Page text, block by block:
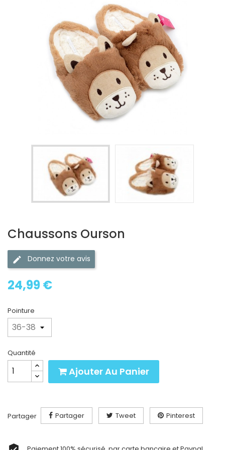
Chaussons Ourson
Donnez votre avis
24,99 €
Pointure
Quantité
Ajouter Au Panier
Partager Partager Tweet Pinterest